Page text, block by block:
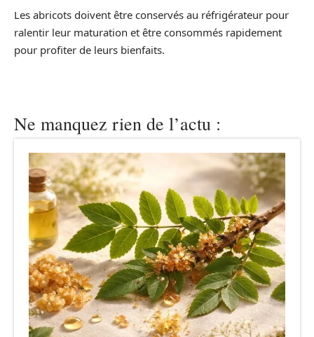
Les abricots doivent être conservés au réfrigérateur pour
ralentir leur maturation et être consommés rapidement
pour profiter de leurs bienfaits.
Ne manquez rien de l’actu :